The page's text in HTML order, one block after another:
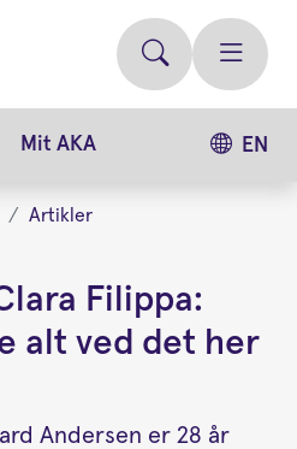
Mit AKA EN
Artikler
Filippa:
alt ved det her
Andersen er 28 år